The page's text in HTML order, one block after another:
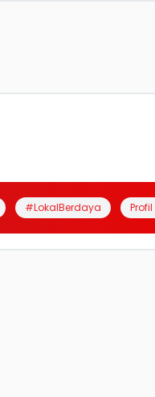
#LokalBerdaya